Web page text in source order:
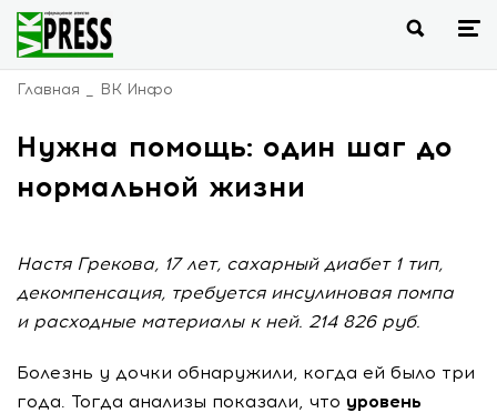
Главная ВК Инфо
Нужна помощь: один шаг до
нормальной жизни
Настя Грекова, 17 лет, сахарный диабет 1 тип,
декомпенсация, требуется инсулиновая помпа
и расходные материалы к ней. 214 826 руб.
Болезнь у дочки обнаружили, когда ей было три
года. Тогда анализы показали, что уровень